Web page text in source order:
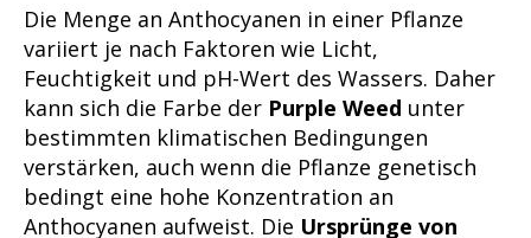
Die Menge an Anthocyanen in einer Pflanze
variiert je nach Faktoren wie Licht,
Feuchtigkeit und pH-Wert des Wassers. Daher
kann sich die Farbe der Purple Weed unter
bestimmten klimatischen Bedingungen
verstärken, auch wenn die Pflanze genetisch
bedingt eine hohe Konzentration an
Anthocyanen aufweist. Die Ursprünge von